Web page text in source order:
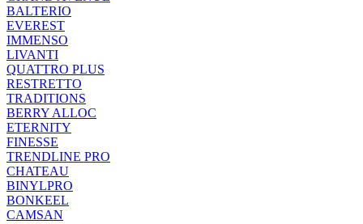
BALTERIO
EVEREST
IMMENSO
LIVANTI
QUATTRO PLUS
RESTRETTO
TRADITIONS
BERRY ALLOC
ETERNITY
FINESSE
TRENDLINE PRO
CHATEAU
BINYLPRO
BONKEEL
CAMSAN